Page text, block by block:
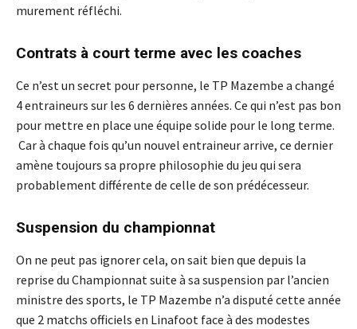
murement réfléchi.
Contrats à court terme avec les coaches
Ce n’est un secret pour personne, le TP Mazembe a changé
4 entraineurs sur les 6 dernières années. Ce qui n’est pas bon
pour mettre en place une équipe solide pour le long terme.
Car à chaque fois qu’un nouvel entraineur arrive, ce dernier
amène toujours sa propre philosophie du jeu qui sera
probablement différente de celle de son prédécesseur.
Suspension du championnat
On ne peut pas ignorer cela, on sait bien que depuis la
reprise du Championnat suite à sa suspension par l’ancien
ministre des sports, le TP Mazembe n’a disputé cette année
que 2 matchs officiels en Linafoot face à des modestes